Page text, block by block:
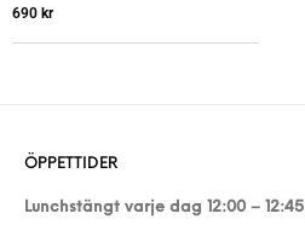
690 kr
ÖPPETTIDER
Lunchstängt varje dag 12:00 – 12:45